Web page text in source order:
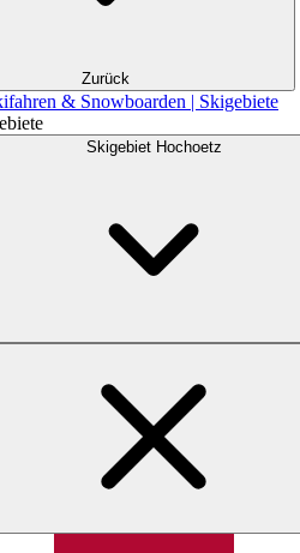
Zurück
& Snowboarden | Skigebiete
Skigebiet Hochoetz